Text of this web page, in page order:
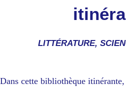
LITTÉRATURE,
Dans cette bibliothèque